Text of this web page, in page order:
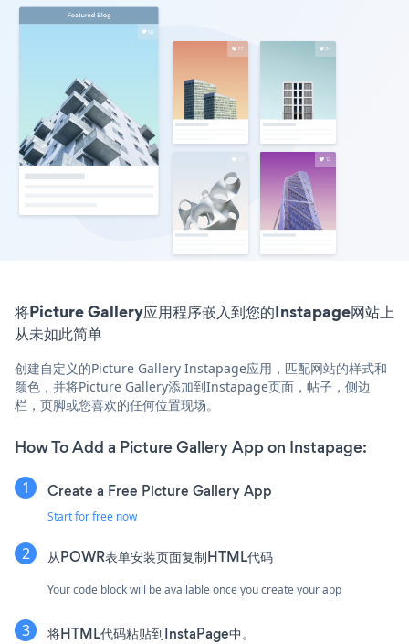
将Picture Gallery应用程序嵌入到您的Instapage网站上
从未如此简单
创建自定义的Picture Gallery Instapage应用，匹配网站的样式和
颜色，并将Picture Gallery添加到Instapage页面，帖子，侧边
栏，页脚或您喜欢的任何位置现场。
How To Add a Picture Gallery App on Instapage:
Create a Free Picture Gallery App
Start for free now
从POWR表单安装页面复制HTML代码
Your code block will be available once you create your app
将HTML代码粘贴到InstaPage中。